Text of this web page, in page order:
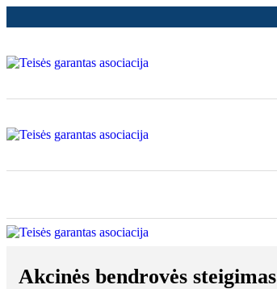
Akcinės bendrovės steigimas